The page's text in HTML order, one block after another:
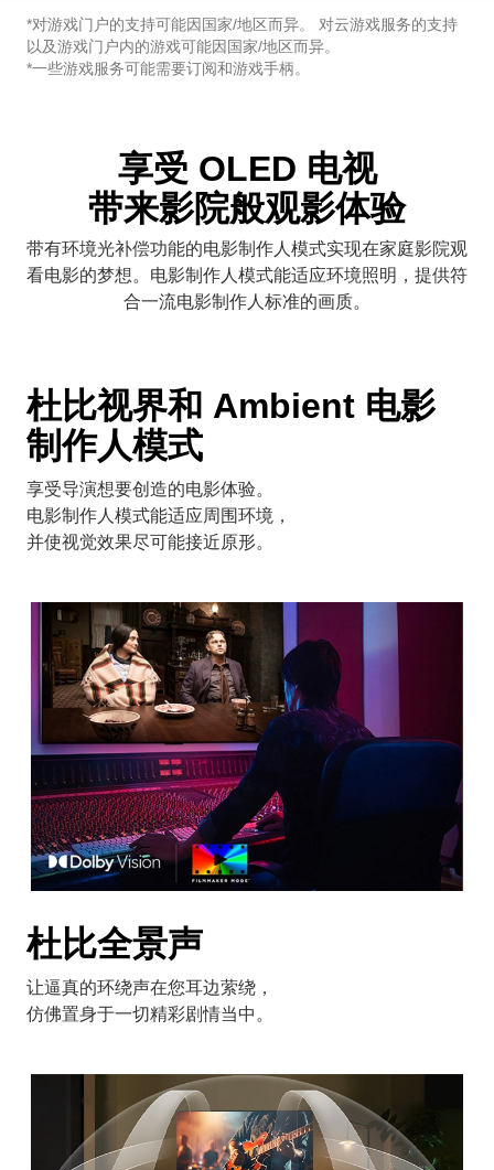
*对游戏门户的支持可能因国家/地区而异。 对云游戏服务的支持
以及游戏门户内的游戏可能因国家/地区而异。
*一些游戏服务可能需要订阅和游戏手柄。
享受 OLED 电视
带来影院般观影体验
带有环境光补偿功能的电影制作人模式实现在家庭影院观
看电影的梦想。电影制作人模式能适应环境照明，提供符
合一流电影制作人标准的画质。
杜比视界和 Ambient 电影
制作人模式
享受导演想要创造的电影体验。
电影制作人模式能适应周围环境，
并使视觉效果尽可能接近原形。
杜比全景声
让逼真的环绕声在您耳边萦绕，
仿佛置身于一切精彩剧情当中。